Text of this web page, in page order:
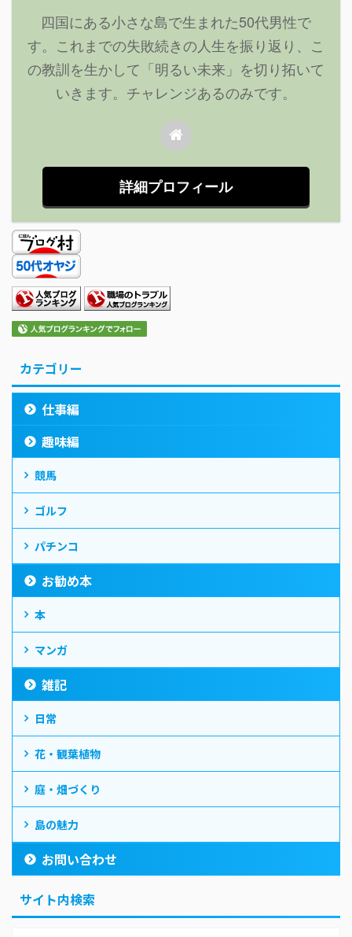
四国にある小さな島で生まれた50代男性で
す。これまでの失敗続きの人生を振り返り、こ
の教訓を生かして「明るい未来」を切り拓いて
いきます。チャレンジあるのみです。
詳細プロフィール
カテゴリー
仕事編
趣味編
競馬
ゴルフ
パチンコ
お勧め本
本
マンガ
雑記
日常
花・観葉植物
庭・畑づくり
島の魅力
お問い合わせ
サイト内検索